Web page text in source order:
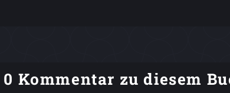
0 Kommentar zu diesem